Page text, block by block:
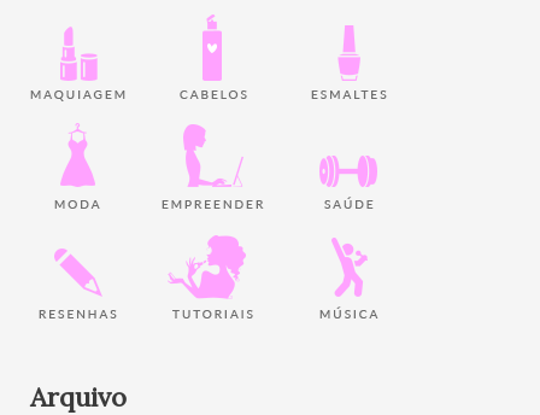
Arquivo